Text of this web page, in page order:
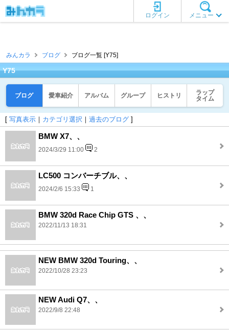
メニュー
ログイン
みんカラ ブログ ブログ一覧 [Y75]
Y75
ブログ 愛車紹介 アルバム グループ ヒストリ
ラップ
タイム
[ 写真表示 ｜ カテゴリ選択 ｜ 過去のブログ ]
BMW X7、、
2024/3/29 11:00 2
LC500 コンバーチブル、、
2024/2/6 15:33 1
BMW 320d Race Chip GTS 、、
2022/11/13 18:31
NEW BMW 320d Touring、、
2022/10/28 23:23
NEW Audi Q7、、
2022/9/8 22:48